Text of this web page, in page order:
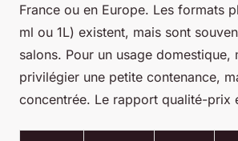
France ou en Europe. Les formats
ml ou 1L) existent, mais sont
salons. Pour un usage domestique,
privilégier une petite contenance,
concentrée. Le rapport qualité-prix